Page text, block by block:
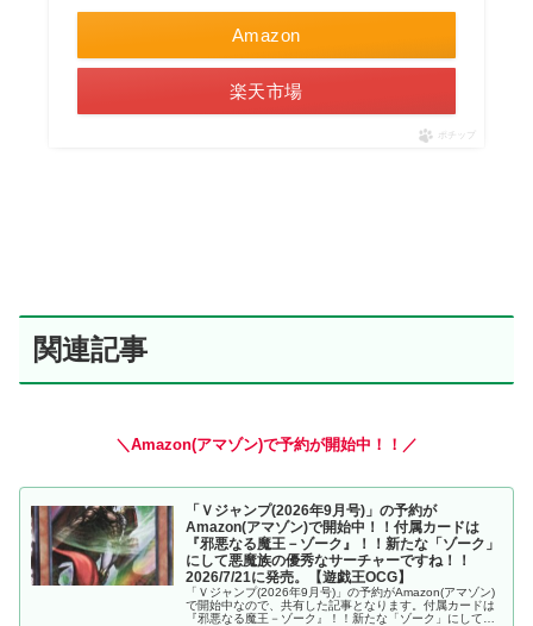
Amazon
楽天市場
ポチップ
関連記事
＼Amazon(アマゾン)で予約が開始中！！／
「Ｖジャンプ(2026年9月号)」の予約が
Amazon(アマゾン)で開始中！！付属カードは
『邪悪なる魔王－ゾーク』！！新たな「ゾーク」
にして悪魔族の優秀なサーチャーですね！！
2026/7/21に発売。【遊戯王OCG】
「Ｖジャンプ(2026年9月号)」の予約がAmazon(アマゾン)
で開始中なので、共有した記事となります。付属カードは
『邪悪なる魔王－ゾーク』！！新たな「ゾーク」にして、